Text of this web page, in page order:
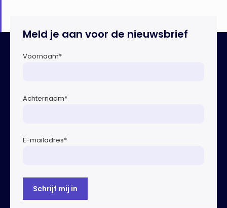
Meld je aan voor de nieuwsbrief
Voornaam*
Achternaam*
E-mailadres*